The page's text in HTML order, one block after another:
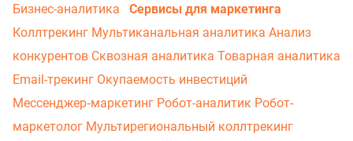
Бизнес-аналитика
Сервисы для маркетинга
Коллтрекинг Мультиканальная аналитика Анализ
конкурентов Сквозная аналитика Товарная аналитика
Email-трекинг Окупаемость инвестиций
Мессенджер‑маркетинг Робот-аналитик Робот-
маркетолог Мультирегиональный коллтрекинг